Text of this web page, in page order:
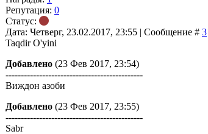
Репутация: 0
Статус:
Дата: Четверг, 23.02.2017, 23:55 | Сообщение # 3
Taqdir O'yini
Добавлено (23 Фев 2017, 23:54)
---------------------------------------------
Виждон азоби
Добавлено (23 Фев 2017, 23:55)
---------------------------------------------
Sabr